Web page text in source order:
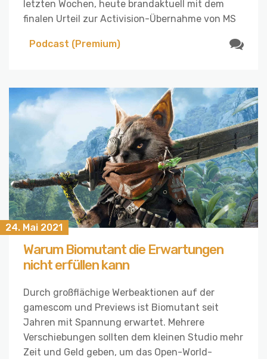
letzten Wochen, heute brandaktuell mit dem
finalen Urteil zur Activision-Übernahme von MS
Podcast (Premium)
24. Mai 2021
Warum Biomutant die Erwartungen
nicht erfüllen kann
Durch großflächige Werbeaktionen auf der
gamescom und Previews ist Biomutant seit
Jahren mit Spannung erwartet. Mehrere
Verschiebungen sollten dem kleinen Studio mehr
Zeit und Geld geben, um das Open-World-